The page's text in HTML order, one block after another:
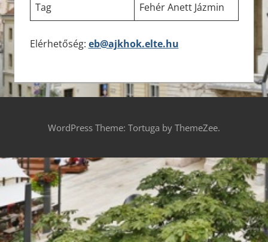
Tag Fehér Anett Jázmin
Elérhetőség: eb@ajkhok.elte.hu
WordPress Theme: Tortuga by ThemeZee.